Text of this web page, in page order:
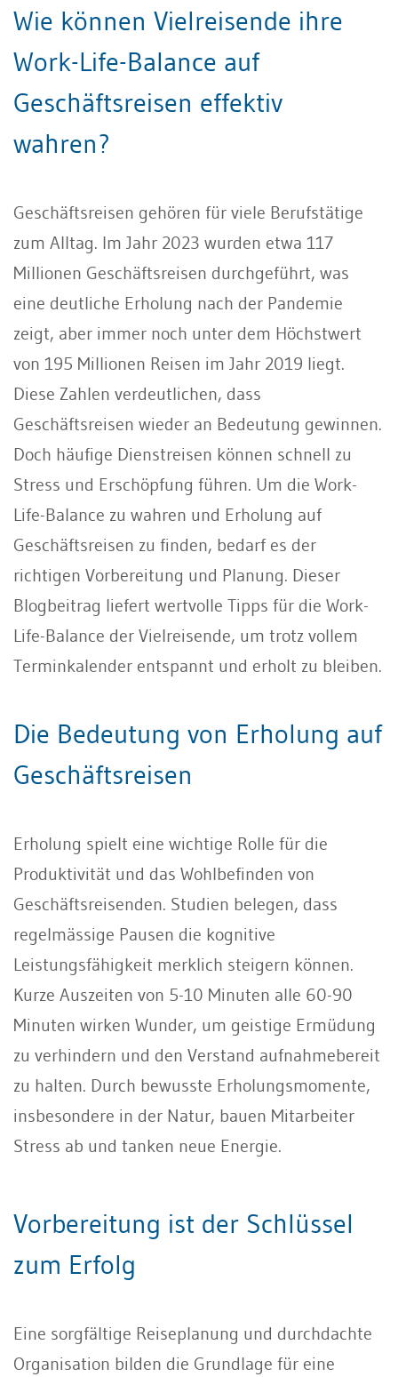
Wie können Vielreisende ihre
Work-Life-Balance auf
Geschäftsreisen effektiv
wahren?
Geschäftsreisen gehören für viele Berufstätige
zum Alltag. Im Jahr 2023 wurden etwa 117
Millionen Geschäftsreisen durchgeführt, was
eine deutliche Erholung nach der Pandemie
zeigt, aber immer noch unter dem Höchstwert
von 195 Millionen Reisen im Jahr 2019 liegt.
Diese Zahlen verdeutlichen, dass
Geschäftsreisen wieder an Bedeutung gewinnen.
Doch häufige Dienstreisen können schnell zu
Stress und Erschöpfung führen. Um die Work-
Life-Balance zu wahren und Erholung auf
Geschäftsreisen zu finden, bedarf es der
richtigen Vorbereitung und Planung. Dieser
Blogbeitrag liefert wertvolle Tipps für die Work-
Life-Balance der Vielreisende, um trotz vollem
Terminkalender entspannt und erholt zu bleiben.
Die Bedeutung von Erholung auf
Geschäftsreisen
Erholung spielt eine wichtige Rolle für die
Produktivität und das Wohlbefinden von
Geschäftsreisenden. Studien belegen, dass
regelmässige Pausen die kognitive
Leistungsfähigkeit merklich steigern können.
Kurze Auszeiten von 5-10 Minuten alle 60-90
Minuten wirken Wunder, um geistige Ermüdung
zu verhindern und den Verstand aufnahmebereit
zu halten. Durch bewusste Erholungsmomente,
insbesondere in der Natur, bauen Mitarbeiter
Stress ab und tanken neue Energie.
Vorbereitung ist der Schlüssel
zum Erfolg
Eine sorgfältige Reiseplanung und durchdachte
Organisation bilden die Grundlage für eine